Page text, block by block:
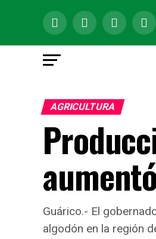
AGRICULTURA
Guárico.- El
algodón en la región